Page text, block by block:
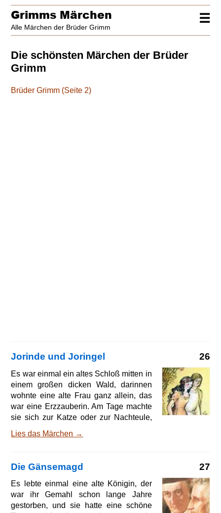
☰
Grimms Märchen
Alle Märchen der Brüder Grimm
Die schönsten Märchen der Brüder
Grimm
Brüder Grimm (Seite 2)
26
Jorinde und Joringel
Es war einmal ein altes Schloß mitten in
einem großen dicken Wald, darinnen
wohnte eine alte Frau ganz allein, das
war eine Erzzauberin. Am Tage machte
sie sich zur Katze oder zur Nachteule,
ordentlich wie ein Mensch gestaltet. Sie
kochte und briet es. Wenn jemand auf
hundert Schritte dem Schloß nahe kam,
so mußte er stillestehen und konnte sich
nicht von der Stelle bewegen, bis sie
Lies das Märchen →
27
Die Gänsemagd
Es lebte einmal eine alte Königin, der
war ihr Gemahl schon lange Jahre
gestorben, und sie hatte eine schöne